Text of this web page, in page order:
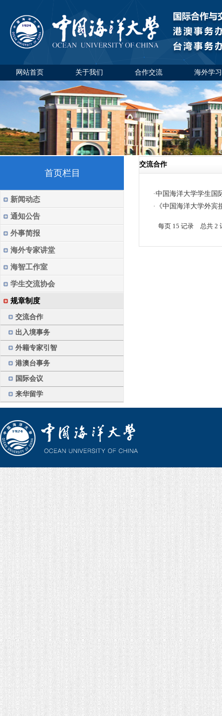
网站首页 关于我们 合作交流 海外学习
首页栏目
新闻动态
通知公告
外事简报
海外专家讲堂
海智工作室
学生交流协会
规章制度
交流合作
出入境事务
外籍专家引智
港澳台事务
国际会议
来华留学
交流合作
·中国海洋大学学生国
·
《中国海洋大学外
每页 15 记录 总共 2